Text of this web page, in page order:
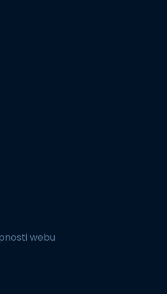
webu